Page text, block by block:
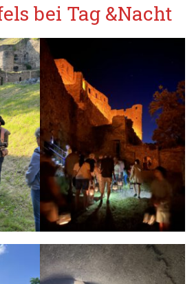
bei Tag &Nacht